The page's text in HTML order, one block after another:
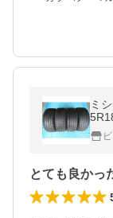
ミ
ベ
とても良かっ